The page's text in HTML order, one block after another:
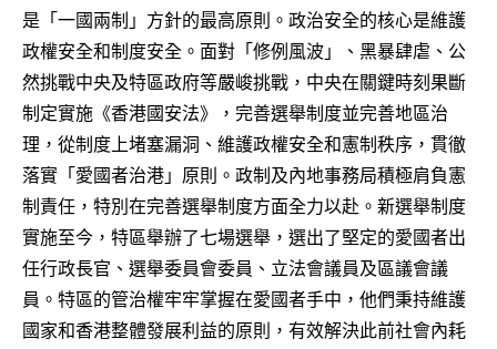
是「一國兩制」方針的最高原則。政治安全的核心是維護
政權安全和制度安全。面對「修例風波」、黑暴肆虐、公
然挑戰中央及特區政府等嚴峻挑戰，中央在關鍵時刻果斷
制定實施《香港國安法》，完善選舉制度並完善地區治
理，從制度上堵塞漏洞、維護政權安全和憲制秩序，貫徹
落實「愛國者治港」原則。政制及內地事務局積極肩負憲
制責任，特別在完善選舉制度方面全力以赴。新選舉制度
實施至今，特區舉辦了七場選舉，選出了堅定的愛國者出
任行政長官、選舉委員會委員、立法會議員及區議會議
員。特區的管治權牢牢掌握在愛國者手中，他們秉持維護
國家和香港整體發展利益的原則，有效解決此前社會內耗